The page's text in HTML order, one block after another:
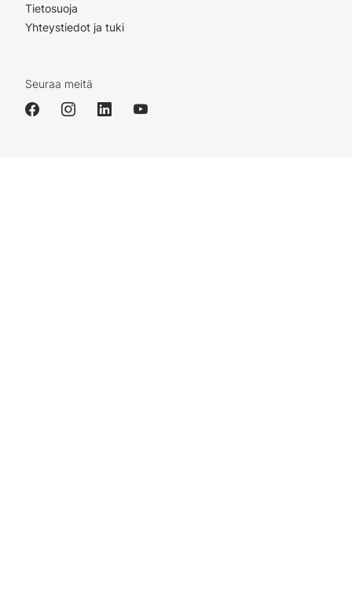
Tietosuoja
Yhteystiedot ja tuki
Seuraa meitä